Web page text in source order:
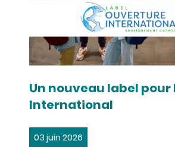
Un nouveau label pour
International
03 juin 2026